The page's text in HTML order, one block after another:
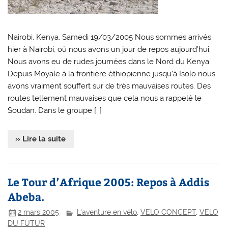
Nairobi, Kenya. Samedi 19/03/2005 Nous sommes arrivés
hier à Nairobi, où nous avons un jour de repos aujourd’hui.
Nous avons eu de rudes journées dans le Nord du Kenya.
Depuis Moyale à la frontière éthiopienne jusqu’à Isolo nous
avons vraiment souffert sur de très mauvaises routes. Des
routes tellement mauvaises que cela nous a rappelé le
Soudan. Dans le groupe […]
» Lire la suite
Le Tour d’Afrique 2005: Repos à Addis
Abeba.
2 mars 2005 L'aventure en vélo ,VELO CONCEPT,VELO
DU FUTUR